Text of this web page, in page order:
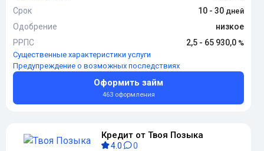
Срок
10 - 30
Одобрение
низкое
РРПС
2,5 - 65 930,0
Существенные характеристики услуги
Предупреждение о возможных последствиях
Оформить займ
463 оформления
Кредит от Твоя Позыка
4.0 0